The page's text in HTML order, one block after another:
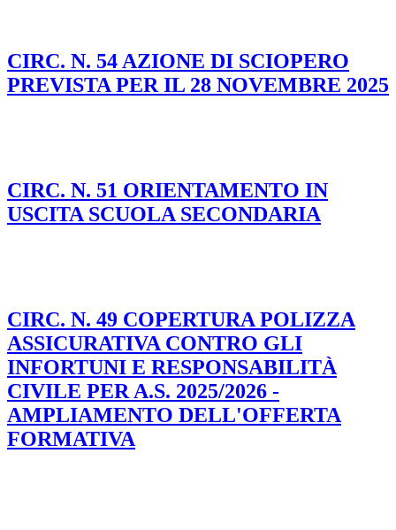
CIRC. N. 54 AZIONE DI SCIOPERO
PREVISTA PER IL 28 NOVEMBRE 2025
CIRC. N. 51 ORIENTAMENTO IN
USCITA SCUOLA SECONDARIA
CIRC. N. 49 COPERTURA POLIZZA
ASSICURATIVA CONTRO GLI
INFORTUNI E RESPONSABILITÀ
CIVILE PER A.S. 2025/2026 -
AMPLIAMENTO DELL'OFFERTA
FORMATIVA